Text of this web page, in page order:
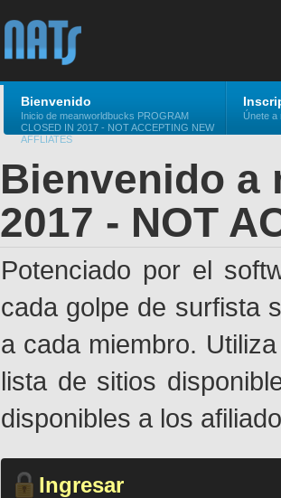
Bienvenido
Inicio de meanworldbucks PROGRAM
CLOSED IN 2017 - NOT ACCEPTING NEW
AFFLIATES
Únete a
Bienvenido a
2017 - NOT
Potenciado por el
cada golpe de surfista
a cada miembro.
lista de sitios
disponibles a los
Ingresar